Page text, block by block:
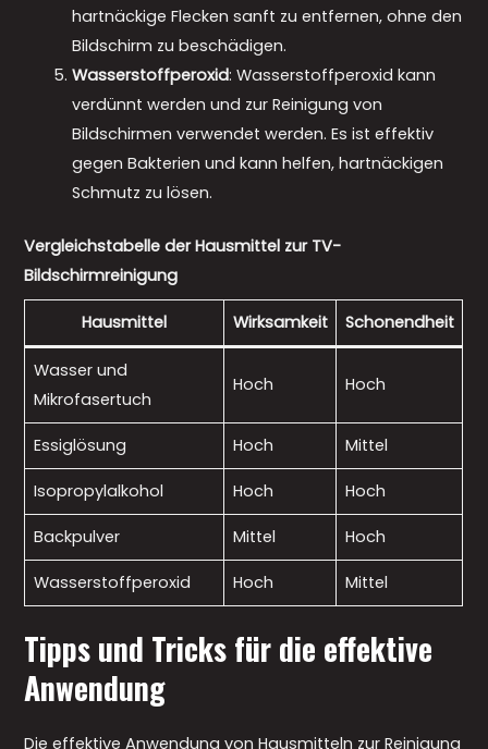
hartnäckige Flecken sanft zu entfernen, ohne den
Bildschirm zu beschädigen.
Wasserstoffperoxid: Wasserstoffperoxid kann
verdünnt werden und zur Reinigung von
Bildschirmen verwendet werden. Es ist effektiv
gegen Bakterien und kann helfen, hartnäckigen
Schmutz zu lösen.
Vergleichstabelle der Hausmittel zur TV-
Bildschirmreinigung
Hausmittel Wirksamkeit Schonendheit
Wasser und
Mikrofasertuch
Hoch Hoch
Essiglösung Hoch Mittel
Isopropylalkohol Hoch Hoch
Backpulver Mittel Hoch
Wasserstoffperoxid Hoch Mittel
Tipps und Tricks für die effektive
Anwendung
Die effektive Anwendung von Hausmitteln zur Reinigung